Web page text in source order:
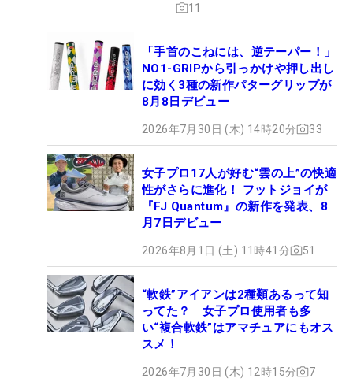
11
「手首のこねには、逆テーパー！」
NO1-GRIPから引っかけや押し出し
に効く3種の新作パターグリップが
8月8日デビュー
2026年7月30日 (木) 14時20分 33
女子プロ17人が好む“雲の上”の快適
性がさらに進化！ フットジョイが
『FJ Quantum』の新作を発表、8
月7日デビュー
2026年8月1日 (土) 11時41分 51
“軟鉄”アイアンは2種類あるって知
ってた？ 女子プロ使用者も多
い“複合軟鉄”はアマチュアにもオス
スメ！
2026年7月30日 (木) 12時15分 7